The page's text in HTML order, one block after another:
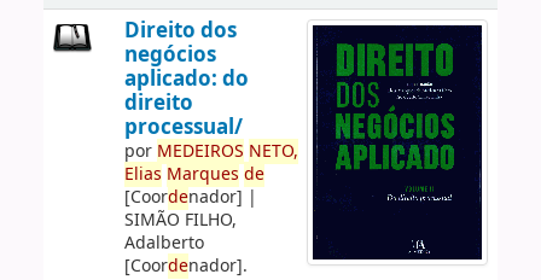
Direito dos
negócios
aplicado: do
direito
processual/
por MEDEIROS NETO,
Elias Marques de
[Coordenador] |
SIMÃO FILHO,
Adalberto
[Coordenador].